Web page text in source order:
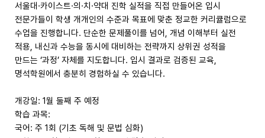
서울대·카이스트·의·치·약대 진학 실적을 직접 만들어온 입시
전문가들이 학생 개개인의 수준과 목표에 맞춘 정교한 커리큘럼으로
수업을 진행합니다. 단순한 문제풀이를 넘어, 개념 이해부터 실전
적용, 내신과 수능을 동시에 대비하는 전략까지 상위권 성적을
만드는 ‘과정’ 자체를 지도합니다. 입시 결과로 검증된 교육,
명석학원에서 충분히 경험하실 수 있습니다.
개강일: 1월 둘째 주 예정
학습 과목:
국어: 주 1회 (기초 독해 및 문법 심화)